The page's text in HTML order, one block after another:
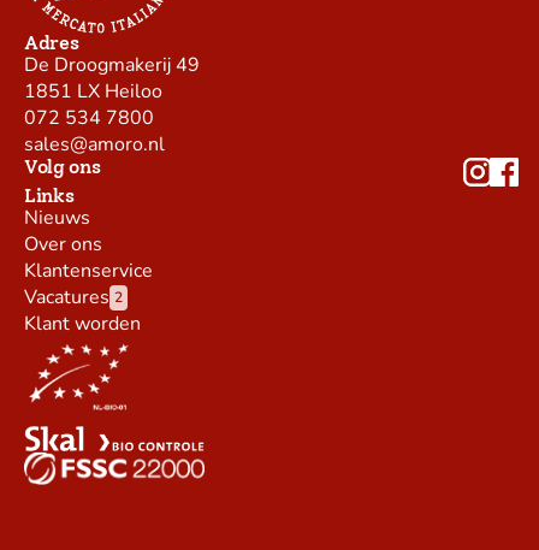
Adres
De Droogmakerij 49
1851 LX Heiloo
072 534 7800
sales@amoro.nl
Volg ons
Links
Nieuws
Over ons
Klantenservice
Vacatures 2
Klant worden